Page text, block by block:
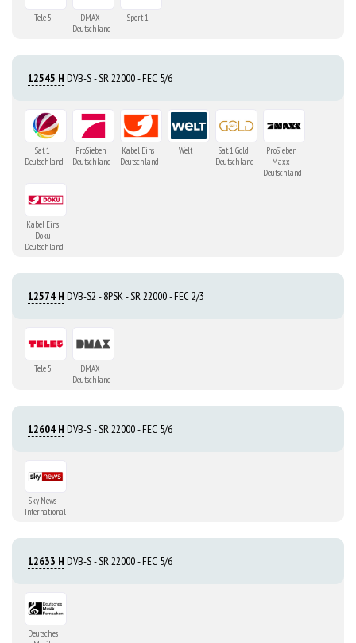
Tele 5
DMAX
Deutschland
Sport 1
12545 H DVB-S - SR 22000 - FEC 5/6
Sat. 1
Deutschland
ProSieben
Deutschland
Kabel Eins
Deutschland
Welt
Sat. 1 Gold
Deutschland
ProSieben
Maxx
Deutschland
Kabel Eins
Doku
Deutschland
12574 H DVB-S2 - 8PSK - SR 22000 - FEC 2/3
Tele 5
DMAX
Deutschland
12604 H DVB-S - SR 22000 - FEC 5/6
Sky News
International
12633 H DVB-S - SR 22000 - FEC 5/6
Deutsches